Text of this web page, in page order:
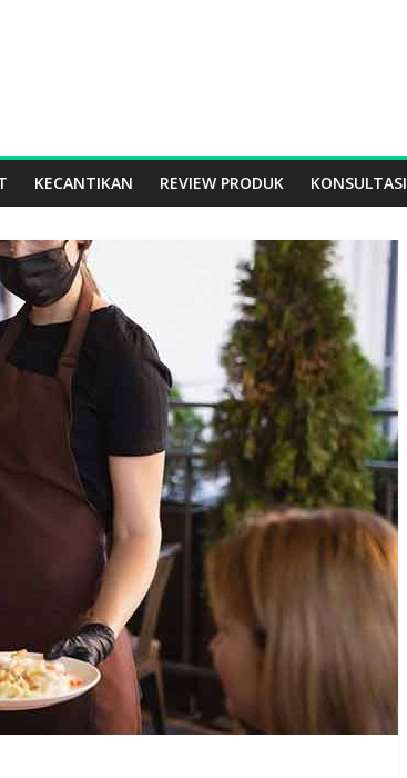
KECANTIKAN REVIEW PRODUK KONSULTASI